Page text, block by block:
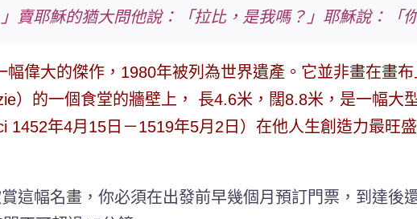
賣耶穌的猶大問他說：「拉比，是我嗎？」耶穌說：「
幅偉大的傑作，1980年被列為世界遺產。它並非畫在畫
）的一個食堂的牆壁上， 長4.6米，闊8.8米，是一幅
1452年4月15日－1519年5月2日）在他人生創造力最旺
這幅名畫，你必須在出發前早幾個月預訂門票，到達後